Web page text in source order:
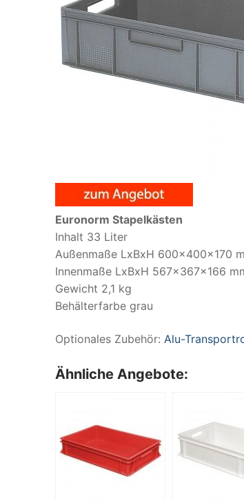
Euronorm Stapelkästen
Inhalt 33 Liter
Außenmaße LxBxH 600x400x170
Innenmaße LxBxH 567x367x166
Gewicht 2,1 kg
Behälterfarbe grau
Optionales Zubehör: Alu-
Ähnliche Angebote: